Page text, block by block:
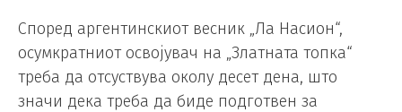
Според аргентинскиот весник „Ла Насион“,
осумкратниот освојувач на „Златната топка“
треба да отсуствува околу десет дена, што
значи дека треба да биде подготвен за